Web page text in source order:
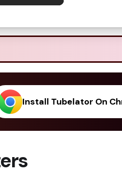
Install Tubelator On